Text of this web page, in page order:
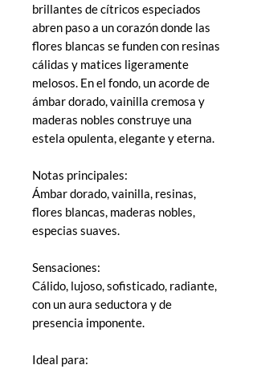
brillantes de cítricos especiados
abren paso a un corazón donde las
flores blancas se funden con resinas
cálidas y matices ligeramente
melosos. En el fondo, un acorde de
ámbar dorado, vainilla cremosa y
maderas nobles construye una
estela opulenta, elegante y eterna.
Notas principales:
Ámbar dorado, vainilla, resinas,
flores blancas, maderas nobles,
especias suaves.
Sensaciones:
Cálido, lujoso, sofisticado, radiante,
con un aura seductora y de
presencia imponente.
Ideal para: